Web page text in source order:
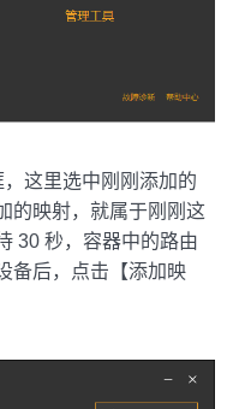
这里选中刚刚添加的
的映射，就属于刚刚这
30 秒，容器中的路由
备后，点击【添加映